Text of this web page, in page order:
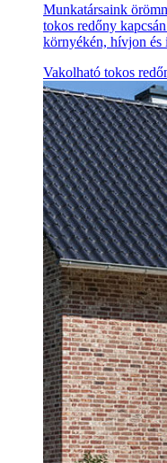
Munkatársaink
tokos redőny
környékén, hívjon és
Vakolható tokos